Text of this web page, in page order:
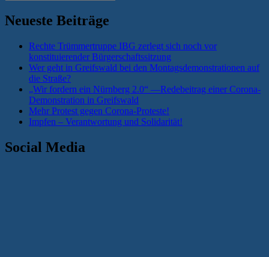
nach:
Neueste Beiträge
Rechte Trümmertruppe IBG zerlegt sich noch vor
konstituierender Bürgerschaftssitzung
Wer geht in Greifswald bei den Montagsdemonstrationen auf
die Straße?
„Wir fordern ein Nürnberg 2.0“ —Redebeitrag einer Corona-
Demonstration in Greifswald
Mehr Protest gegen Corona-Proteste!
Impfen – Verantwortung und Solidarität!
Social Media